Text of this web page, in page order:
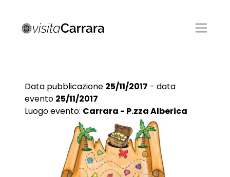
Data pubblicazione 25/11/2017 - data
evento 25/11/2017
Luogo evento: Carrara - P.zza Alberica